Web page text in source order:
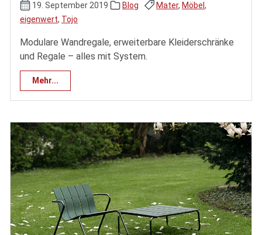
19. September 2019 Blog Mater, Möbel ,
eigenwert, Tojo
Modulare Wandregale, erweiterbare Kleiderschränke
und Regale – alles mit System.
Mehr...